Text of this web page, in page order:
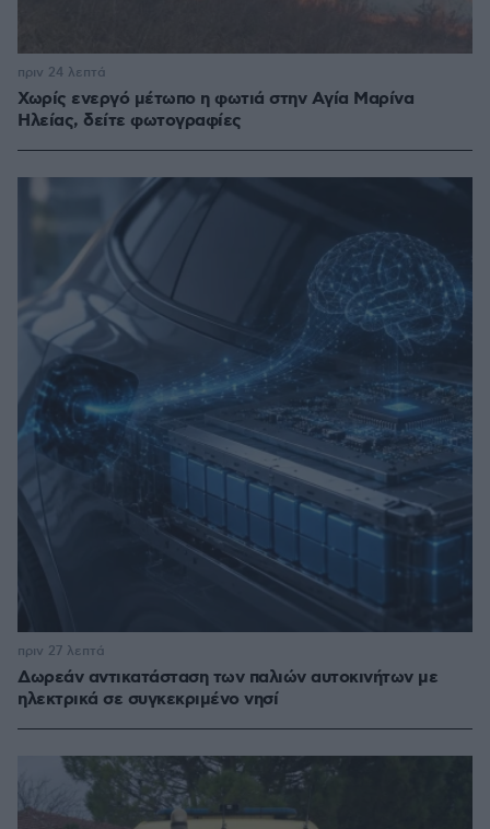
Χωρίς ενεργό μέτωπο η φωτιά στην Aγία Μαρίνα
Ηλείας, δείτε φωτογραφίες
πριν 24 λεπτά
Δωρεάν αντικατάσταση των παλιών αυτοκινήτων με
ηλεκτρικά σε συγκεκριμένο νησί
πριν 27 λεπτά